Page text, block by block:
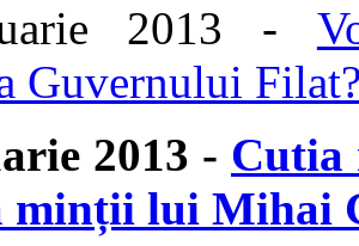
2013 -
Guvernului
2013 - Cutia
minții lui Mihai